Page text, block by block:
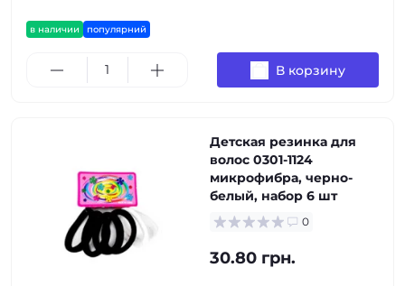
в наличии популярний
В корзину
Детская резинка для
волос 0301-1124
микрофибра, черно-
белый, набор 6 шт
0
30.80 грн.